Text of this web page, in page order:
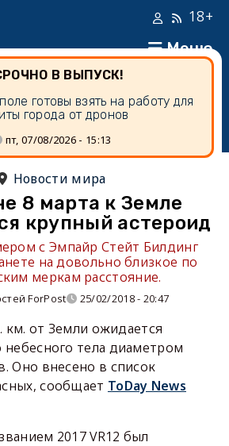
Меню
18+
В ВЫПУСК!
готовы взять на работу для
города от дронов
пт, 07/08/2026 - 15:13
Новости мира
8 марта к Земле
крупный астероид
с Эмпайр Стейт Билдинг
на довольно близкое по
меркам расстояние.
ForPost 25/02/2018 - 20:47
км. от Земли ожидается
небесного тела диаметром
Оно внесено в список
сообщает ToDay News
2017 VR12 был